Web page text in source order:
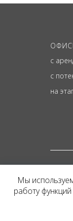
с
с
на
Мы
работу